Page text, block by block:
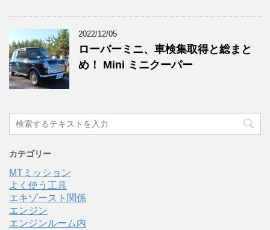
2022/12/05
ローバーミニ、車検集取得と総まと
め！ Mini ミニクーパー
カテゴリー
MTミッション
よく使う工具
エキゾースト関係
エンジン
エンジンルーム内